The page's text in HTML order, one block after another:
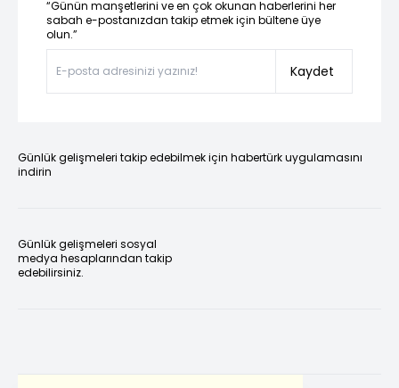
“Günün manşetlerini ve en çok okunan haberlerini her
sabah e-postanızdan takip etmek için bültene üye
olun.”
Kaydet
Günlük gelişmeleri takip edebilmek için habertürk uygulamasını
indirin
Günlük gelişmeleri sosyal
medya hesaplarından takip
edebilirsiniz.